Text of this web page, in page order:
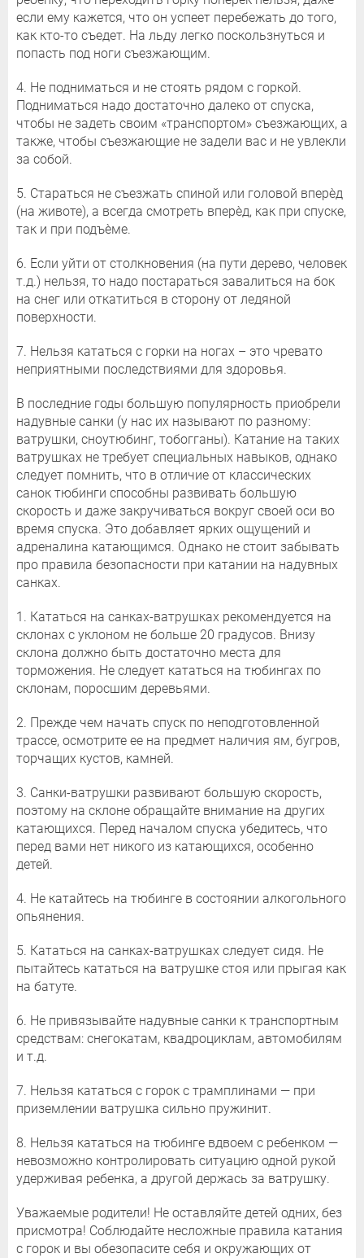
если ему кажется, что он успеет перебежать до того,
как кто-то съедет. На льду легко поскользнуться и
попасть под ноги съезжающим.
4. Не подниматься и не стоять рядом с горкой.
Подниматься надо достаточно далеко от спуска,
чтобы не задеть своим «транспортом» съезжающих, а
также, чтобы съезжающие не задели вас и не увлекли
за собой.
5. Стараться не съезжать спиной или головой вперѐд
(на животе), а всегда смотреть вперѐд, как при спуске,
так и при подъѐме.
6. Если уйти от столкновения (на пути дерево, человек
т.д.) нельзя, то надо постараться завалиться на бок
на снег или откатиться в сторону от ледяной
поверхности.
7. Нельзя кататься с горки на ногах – это чревато
неприятными последствиями для здоровья.
В последние годы большую популярность приобрели
надувные санки (у нас их называют по разному:
ватрушки, сноутюбинг, тобогганы). Катание на таких
ватрушках не требует специальных навыков, однако
следует помнить, что в отличие от классических
санок тюбинги способны развивать большую
скорость и даже закручиваться вокруг своей оси во
время спуска. Это добавляет ярких ощущений и
адреналина катающимся. Однако не стоит забывать
про правила безопасности при катании на надувных
санках.
1. Кататься на санках-ватрушках рекомендуется на
склонах с уклоном не больше 20 градусов. Внизу
склона должно быть достаточно места для
торможения. Не следует кататься на тюбингах по
склонам, поросшим деревьями.
2. Прежде чем начать спуск по неподготовленной
трассе, осмотрите ее на предмет наличия ям, бугров,
торчащих кустов, камней.
3. Санки-ватрушки развивают большую скорость,
поэтому на склоне обращайте внимание на других
катающихся. Перед началом спуска убедитесь, что
перед вами нет никого из катающихся, особенно
детей.
4. Не катайтесь на тюбинге в состоянии алкогольного
опьянения.
5. Кататься на санках-ватрушках следует сидя. Не
пытайтесь кататься на ватрушке стоя или прыгая как
на батуте.
6. Не привязывайте надувные санки к транспортным
средствам: снегокатам, квадроциклам, автомобилям
и т.д.
7. Нельзя кататься с горок с трамплинами — при
приземлении ватрушка сильно пружинит.
8. Нельзя кататься на тюбинге вдвоем с ребенком —
невозможно контролировать ситуацию одной рукой
удерживая ребенка, а другой держась за ватрушку.
Уважаемые родители! Не оставляйте детей одних, без
присмотра! Соблюдайте несложные правила катания
с горок и вы обезопасите себя и окружающих от